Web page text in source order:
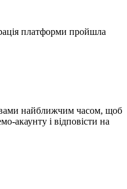
платформи пройшла
найближчим часом, щоб
акаунту і відповісти на